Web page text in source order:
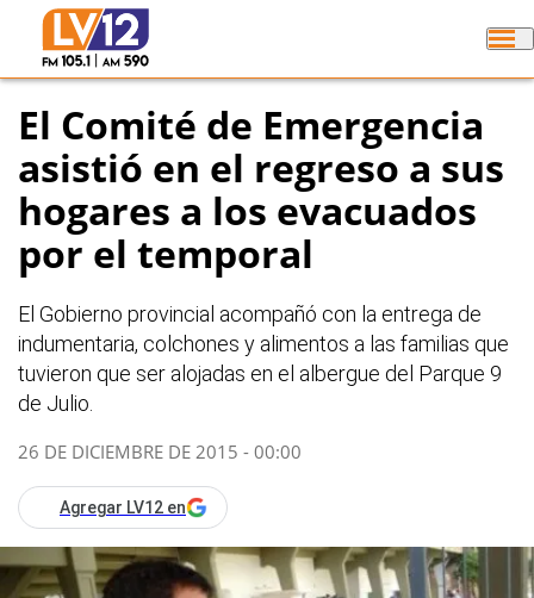
El Comité de Emergencia
asistió en el regreso a sus
hogares a los evacuados
por el temporal
El Gobierno provincial acompañó con la entrega de
indumentaria, colchones y alimentos a las familias que
tuvieron que ser alojadas en el albergue del Parque 9
de Julio.
26 DE DICIEMBRE DE 2015 - 00:00
Agregar LV12 en